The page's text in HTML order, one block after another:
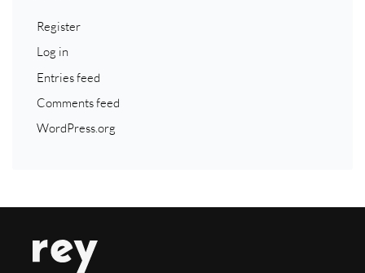
Register
Log in
Entries feed
Comments feed
WordPress.org